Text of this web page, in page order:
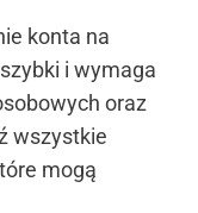
konta na
i wymaga
oraz
wszystkie
mogą